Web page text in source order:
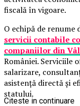
fiscală în vigoare.
O echipă de renume
servicii contabile
companiilor din
României. Serviciile
salarizare,
asistență directă și
statului.
Citeste in continuare